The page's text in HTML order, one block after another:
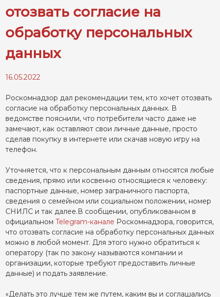
отозвать согласие на
обработку персональных
данных
16.05.2022
Роскомнадзор дал рекомендации тем, кто хочет отозвать
согласие на обработку персональных данных. В
ведомстве пояснили, что потребители часто даже не
замечают, как оставляют свои личные данные, просто
сделав покупку в интернете или скачав новую игру на
телефон.
Уточняется, что к персональным данным относятся любые
сведения, прямо или косвенно относящиеся к человеку:
паспортные данные, номер заграничного паспорта,
сведения о семейном или социальном положении, номер
СНИЛС и так далее.В сообщении, опубликованном в
официальномTelegram-канале Роскомнадзора, говорится,
что отозвать согласие на обработку персональных данных
можно в любой момент. Для этого нужно обратиться к
оператору (так по закону называются компании и
организации, которые требуют предоставить личные
данные) и подать заявление.
«Делать это лучше тем же путем, каким вы и соглашались